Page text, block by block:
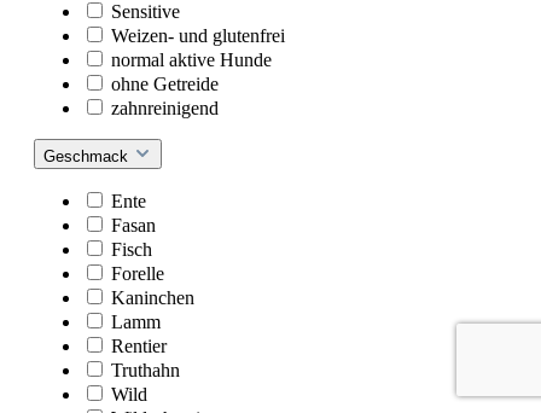
Sensitive
Weizen- und glutenfrei
normal aktive Hunde
ohne Getreide
zahnreinigend
Geschmack
Ente
Fasan
Fisch
Forelle
Kaninchen
Lamm
Rentier
Truthahn
Wild